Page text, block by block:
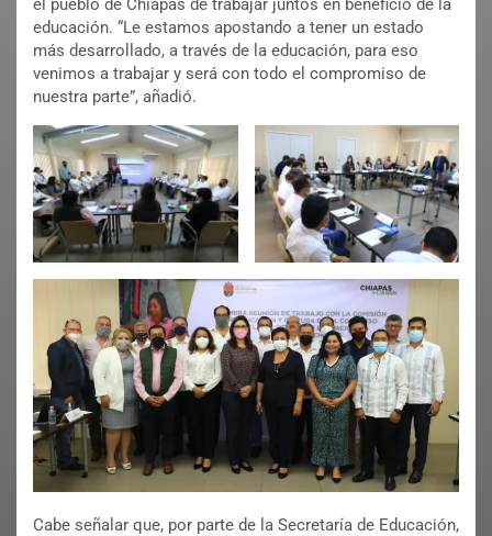
el pueblo de Chiapas de trabajar juntos en beneficio de la
educación. “Le estamos apostando a tener un estado
más desarrollado, a través de la educación, para eso
venimos a trabajar y será con todo el compromiso de
nuestra parte”, añadió.
Cabe señalar que, por parte de la Secretaría de Educación,